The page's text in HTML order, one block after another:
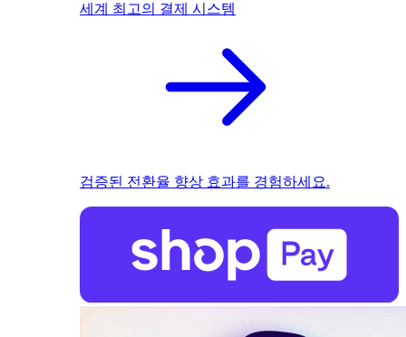
세계 최고의 결제 시스템
검증된 전환율 향상 효과를 경험하세요.